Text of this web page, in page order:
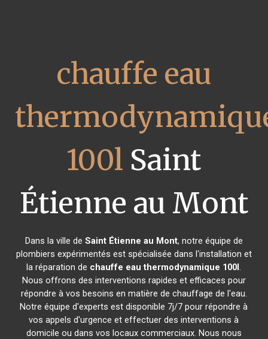
chauffe eau
100l Saint
Étienne au Mont
Dans la ville de Saint Étienne au Mont, notre équipe de
plombiers expérimentés est spécialisée dans l'installation et
la réparation de chauffe eau thermodynamique 100l.
Nous offrons des interventions rapides et efficaces pour
répondre à vos besoins en matière de chauffage de l'eau.
Notre équipe d'experts est disponible 7j/7 pour répondre à
vos appels d'urgence et effectuer des interventions à
domicile ou dans vos locaux commerciaux. Nous nous